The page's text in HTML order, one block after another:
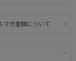
マガ登録について